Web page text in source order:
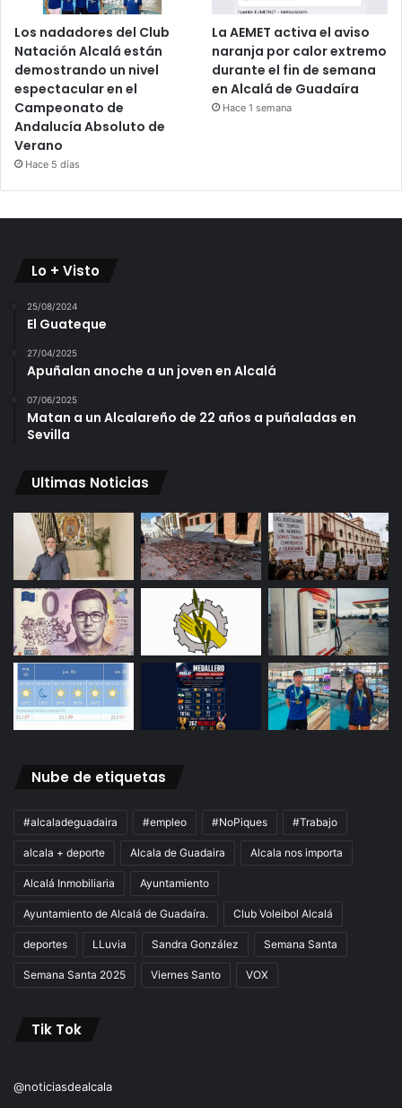
Los nadadores del Club
Natación Alcalá están
demostrando un nivel
espectacular en el
Campeonato de
Andalucía Absoluto de
Verano
Hace 5 días
La AEMET activa el aviso
naranja por calor extremo
durante el fin de semana
en Alcalá de Guadaíra
Hace 1 semana
Lo + Visto
25/08/2024
El Guateque
27/04/2025
Apuñalan anoche a un joven en Alcalá
07/06/2025
Matan a un Alcalareño de 22 años a puñaladas en
Sevilla
Ultimas Noticias
Nube de etiquetas
#alcaladeguadaira #empleo #NoPiques #Trabajo
alcala + deporte Alcala de Guadaira Alcala nos importa
Alcalá Inmobiliaria Ayuntamiento
Ayuntamiento de Alcalá de Guadaíra. Club Voleibol Alcalá
deportes LLuvia Sandra González Semana Santa
Semana Santa 2025 Viernes Santo VOX
Tik Tok
@noticiasdealcala